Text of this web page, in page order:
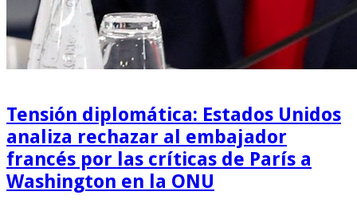
Tensión diplomática: Estados Unidos
analiza rechazar al embajador
francés por las críticas de París a
Washington en la ONU